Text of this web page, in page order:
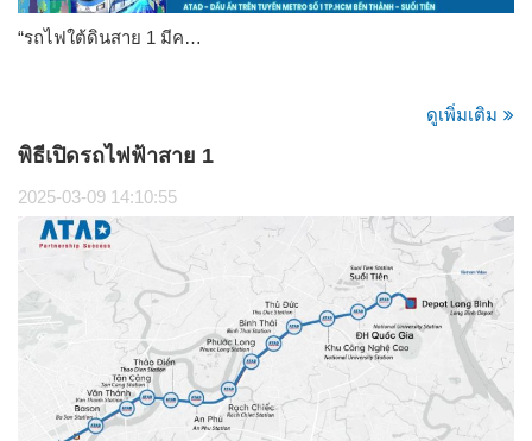
“รถไฟใต้ดินสาย 1 มีค…
ดูเพิ่มเติม
พิธีเปิดรถไฟฟ้าสาย 1
2025-03-09 14:10:55